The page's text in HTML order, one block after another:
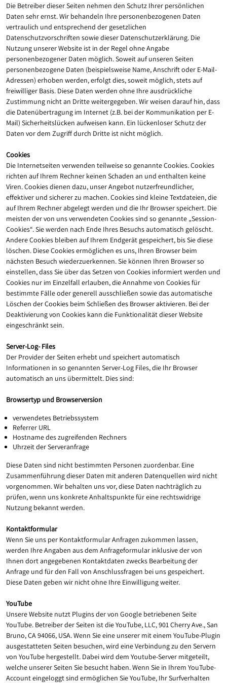
Die Betreiber dieser Seiten nehmen den Schutz Ihrer persönlichen
Daten sehr ernst. Wir behandeln Ihre personenbezogenen Daten
vertraulich und entsprechend der gesetzlichen
Datenschutzvorschriften sowie dieser Datenschutzerklärung. Die
Nutzung unserer Website ist in der Regel ohne Angabe
personenbezogener Daten möglich. Soweit auf unseren Seiten
personenbezogene Daten (beispielsweise Name, Anschrift oder E-Mail-
Adressen) erhoben werden, erfolgt dies, soweit möglich, stets auf
freiwilliger Basis. Diese Daten werden ohne Ihre ausdrückliche
Zustimmung nicht an Dritte weitergegeben. Wir weisen darauf hin, dass
die Datenübertragung im Internet (z.B. bei der Kommunikation per E-
Mail) Sicherheitslücken aufweisen kann. Ein lückenloser Schutz der
Daten vor dem Zugriff durch Dritte ist nicht möglich.
Cookies
Die Internetseiten verwenden teilweise so genannte Cookies. Cookies
richten auf Ihrem Rechner keinen Schaden an und enthalten keine
Viren. Cookies dienen dazu, unser Angebot nutzerfreundlicher,
effektiver und sicherer zu machen. Cookies sind kleine Textdateien, die
auf Ihrem Rechner abgelegt werden und die Ihr Browser speichert. Die
meisten der von uns verwendeten Cookies sind so genannte „Session-
Cookies“. Sie werden nach Ende Ihres Besuchs automatisch gelöscht.
Andere Cookies bleiben auf Ihrem Endgerät gespeichert, bis Sie diese
löschen. Diese Cookies ermöglichen es uns, Ihren Browser beim
nächsten Besuch wiederzuerkennen. Sie können Ihren Browser so
einstellen, dass Sie über das Setzen von Cookies informiert werden und
Cookies nur im Einzelfall erlauben, die Annahme von Cookies für
bestimmte Fälle oder generell ausschließen sowie das automatische
Löschen der Cookies beim Schließen des Browser aktivieren. Bei der
Deaktivierung von Cookies kann die Funktionalität dieser Website
eingeschränkt sein.
Server-Log- Files
Der Provider der Seiten erhebt und speichert automatisch
Informationen in so genannten Server-Log Files, die Ihr Browser
automatisch an uns übermittelt. Dies sind:
Browsertyp und Browserversion
verwendetes Betriebssystem
Referrer URL
Hostname des zugreifenden Rechners
Uhrzeit der Serveranfrage
Diese Daten sind nicht bestimmten Personen zuordenbar. Eine
Zusammenführung dieser Daten mit anderen Datenquellen wird nicht
vorgenommen. Wir behalten uns vor, diese Daten nachträglich zu
prüfen, wenn uns konkrete Anhaltspunkte für eine rechtswidrige
Nutzung bekannt werden.
Kontaktformular
Wenn Sie uns per Kontaktformular Anfragen zukommen lassen,
werden Ihre Angaben aus dem Anfrageformular inklusive der von
Ihnen dort angegebenen Kontaktdaten zwecks Bearbeitung der
Anfrage und für den Fall von Anschlussfragen bei uns gespeichert.
Diese Daten geben wir nicht ohne Ihre Einwilligung weiter.
YouTube
Unsere Website nutzt Plugins der von Google betriebenen Seite
YouTube. Betreiber der Seiten ist die YouTube, LLC, 901 Cherry Ave., San
Bruno, CA 94066, USA. Wenn Sie eine unserer mit einem YouTube-Plugin
ausgestatteten Seiten besuchen, wird eine Verbindung zu den Servern
von YouTube hergestellt. Dabei wird dem Youtube-Server mitgeteilt,
welche unserer Seiten Sie besucht haben. Wenn Sie in Ihrem YouTube-
Account eingeloggt sind ermöglichen Sie YouTube, Ihr Surfverhalten